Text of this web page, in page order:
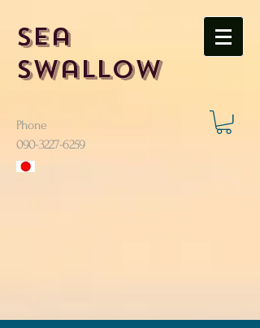
Sea
Swallow
Phone
​090-3227-6259